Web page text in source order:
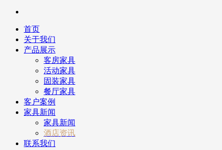
首页
关于我们
产品展示
客房家具
活动家具
固装家具
餐厅家具
客户案例
家具新闻
家具新闻
酒店资讯
联系我们